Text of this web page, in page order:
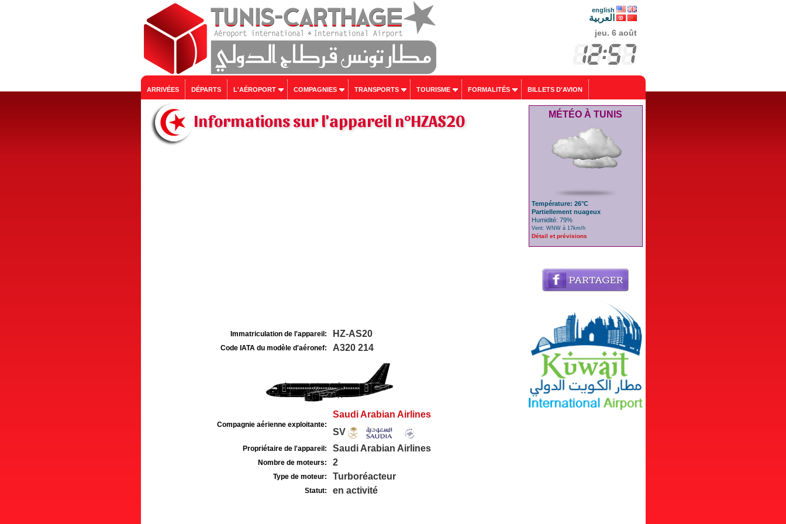
english
العربية
jeu. 6 août
ARRIVÉES DÉPARTS L'AÉROPORT COMPAGNIES TRANSPORTS TOURISME FORMALITÉS BILLETS D'AVION
Informations sur l'appareil n°HZAS20
Immatriculation de l'appareil: HZ-AS20
Code IATA du modèle d'aéronef: A320 214
Compagnie aérienne exploitante:
Saudi Arabian Airlines
SV
Propriétaire de l'appareil: Saudi Arabian Airlines
Nombre de moteurs: 2
Type de moteur: Turboréacteur
Statut: en activité
MÉTÉO À TUNIS
Température: 26°C
Partiellement nuageux
Humidité: 79%
Vent: WNW à 17km/h
Détail et prévisions